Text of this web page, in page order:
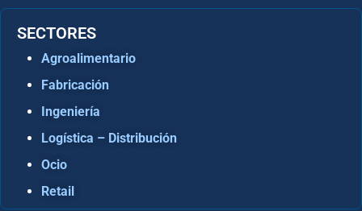
SECTORES
Agroalimentario
Fabricación
Ingeniería
Logística – Distribución
Ocio
Retail